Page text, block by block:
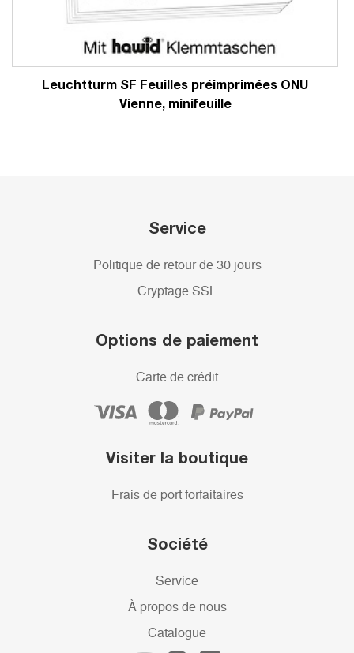
Leuchtturm SF Feuilles préimprimées ONU
Vienne, minifeuille
Service
Politique de retour de 30 jours
Cryptage SSL
Options de paiement
Carte de crédit
Visiter la boutique
Frais de port forfaitaires
Société
Service
À propos de nous
Catalogue